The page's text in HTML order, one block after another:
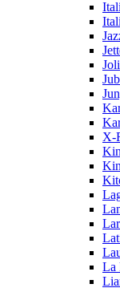
Joli
Х-
La